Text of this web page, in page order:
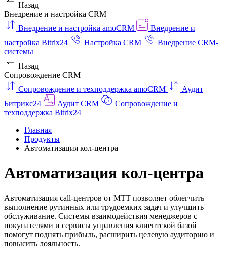
Назад
Внедрение и настройка CRM
Внедрение и настройка amoCRM
Внедрение и
настройка Bitrix24
Настройка CRM
Внедрение CRM-
системы
Назад
Сопровождение CRM
Сопровождение и техподдержка amoCRM
Аудит
Битрикс24
Аудит CRM
Сопровождение и
техподдержка Bitrix24
Главная
Продукты
Автоматизация кол‑центра
Автоматизация кол‑центра
Автоматизация call-центров от МТТ позволяет облегчить
выполнение рутинных или трудоемких задач и улучшить
обслуживание. Системы взаимодействия менеджеров с
покупателями и сервисы управления клиентской базой
помогут поднять прибыль, расширить целевую аудиторию и
повысить лояльность.